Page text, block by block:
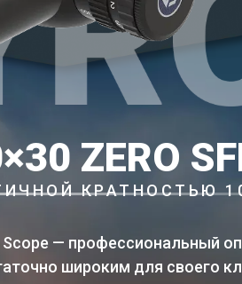
ZERO
КРАТНОСТЬЮ
— профессиональный
широким для своего